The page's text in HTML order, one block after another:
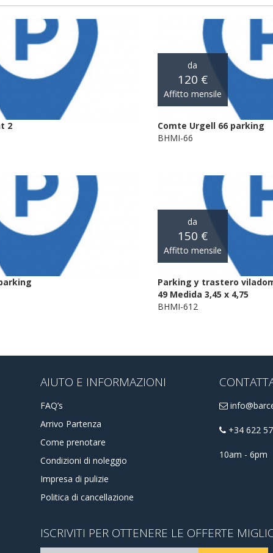
2
da
120 €
Affitto mensile
Comte Urgell 66 parking
BHMI-66
da
150 €
Affitto mensile
Parking y trastero
49 Medida 3,45 x 4,75
BHMI-612
AIUTO E INFORMAZIONI
FAQ’s
Arrivo Partenza
Come prenotare
Condizioni di noleggio
Impresa di pulizie
Politica di cancellazione
+34 622
10am - 6pm
ISCRIVITI PER OTTENERE LE OFFERTE